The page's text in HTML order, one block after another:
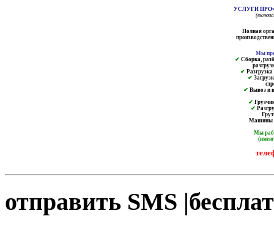
УСЛУГИ
Полная
Мы
✔ Сборка,
✔ Разгрузка
✔
✔ Вывоз и
✔
✔
Машины
Мы
отправить SMS